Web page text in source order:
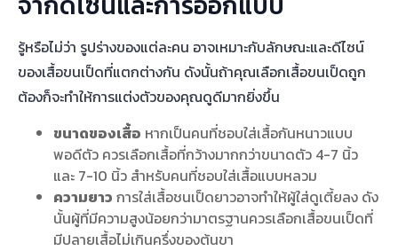
รู้หรือไม่ว่า รูปร่างของแต่ละคน อาจเหมาะกับลักษณะและดีไซน์
ของเสื้อขนเป็ดที่แตกต่างกัน ดังนั้นถ้าคุณเลือกเสื้อขนเป็ดถูก
ต้องก็จะทำให้การแต่งตัวของคุณดูดีมากยิ่งขึ้น
ขนาดของเสื้อ หากเป็นคนที่ชอบใส่เสื้อกันหนาวแบบ
พอดีตัว ควรเลือกเสื้อที่กว้างมากกว่าขนาดตัว 4-7 นิ้ว
และ 7-10 นิ้ว สำหรับคนที่ชอบใส่เสื้อแบบหลวม
ความยาว การใส่เสื้อชนเป็ดยาวอาจทำให้ผู้ใส่ดูเตี้ยลง ดัง
นั้นผู้ที่มีความสูงน้อยกว่ามาตรฐานควรเลือกเสื้อขนเป็ดที่
มีปลายเสื้อไม่เกินครึ่งของต้นขา